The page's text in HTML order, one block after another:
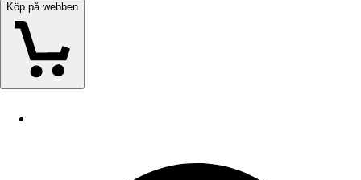
Köp på webben